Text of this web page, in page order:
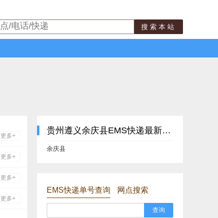
搜索本站
更多+
更多+
更多+
更多+
贵州遵义余庆县EMS快递最新网点
余庆县
EMS快递单号查询 网点搜索
查询